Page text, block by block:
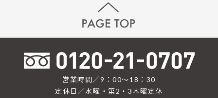
営業時間／9：00〜18：30
定休日／水曜・第2・3木曜定休